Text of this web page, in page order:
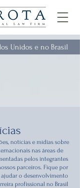
Unidos e no Brasil
notícias e mídias sobre
nas áreas de
pelos integrantes
parceiros. Fique por
o desenvolvimento
profissional no Brasil